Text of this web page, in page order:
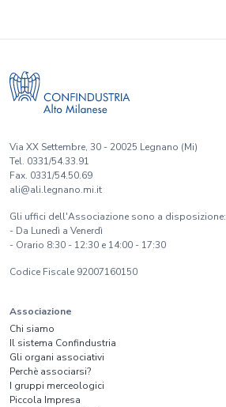
Via XX Settembre, 30 - 20025 Legnano (Mi)
Tel. 0331/54.33.91
Fax. 0331/54.50.69
ali@ali.legnano.mi.it
Gli uffici dell'Associazione sono a disposizione:
- Da Lunedì a Venerdì
- Orario 8:30 - 12:30 e 14:00 - 17:30
Codice Fiscale 92007160150
Associazione
Chi siamo
Il sistema Confindustria
Gli organi associativi
Perchè associarsi?
I gruppi merceologici
Piccola Impresa